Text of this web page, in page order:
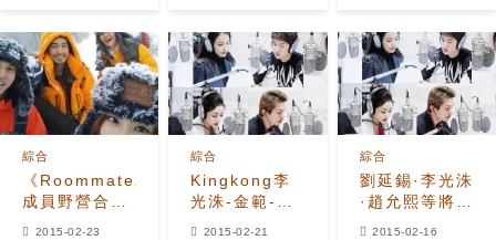
一堂
《Roommate2》
成員野營合照
綜合
2015-02-23
Kingkong李
光洙-金範-柳
綜合
2015-02-21
劉延錫·李光洙
·趙允熙等將參
綜合
2015-02-16